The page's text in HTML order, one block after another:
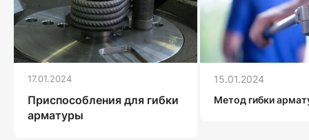
17.01.2024
Приспособления для гибки
арматуры
15.01.2024
Метод гибки